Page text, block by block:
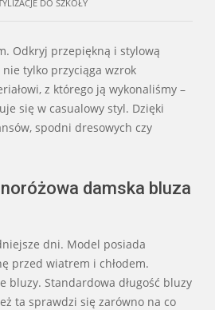
DO SZKOŁY
Odkryj przepiękną i stylową
nie tylko przyciąga wzrok
z którego ją wykonaliśmy –
się w casualowy styl. Dzięki
spodni dresowych czy
damska bluza
dni. Model posiada
przed wiatrem i chłodem.
bluzy. Standardowa długość bluzy
ta sprawdzi się zarówno na co